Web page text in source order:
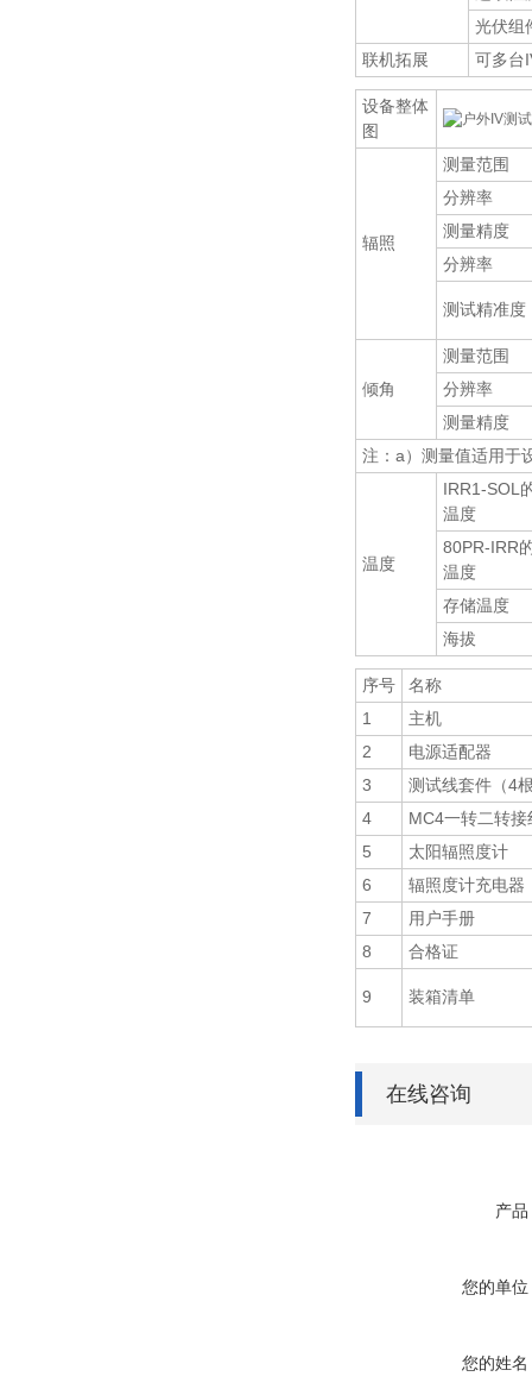
光伏组
联机拓展
可多台
设备整体
图
辐照
测量范围
分辨率
测量精度
分辨率
测试精准度
倾角
测量范围
分辨率
测量精度
注：a）测量值适用于
温度
IRR1-SOL
温度
80PR-IRR
温度
存储温度
海拔
序号
名称
1
主机
2
电源适配器
3
测试线套件（4
4
MC4一转二转接
5
太阳辐照度计
6
辐照度计充电器
7
用户手册
8
合格证
9 装箱清单
在线咨询
产品
您的单位
您的姓名